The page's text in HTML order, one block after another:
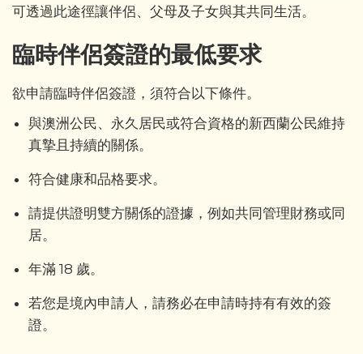
可透過此途徑讓伴侶、父母及子女與其共同生活。
臨時伴侶簽證的最低要求
欲申請臨時伴侶簽證，須符合以下條件。
與澳洲公民、永久居民或符合資格的新西蘭公民維持
真摯且持續的關係。
符合健康和品格要求。
請提供證明雙方關係的證據，例如共同管理財務或同
居。
年滿 18 歲。
若您是境內申請人，請務必在申請時持有有效的簽
證。